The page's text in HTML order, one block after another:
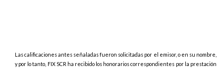
Las calificaciones antes señaladas fueron solicitadas por el emisor, o en su nombre,
y por lo tanto, FIX SCR ha recibido los honorarios correspondientes por la prestación